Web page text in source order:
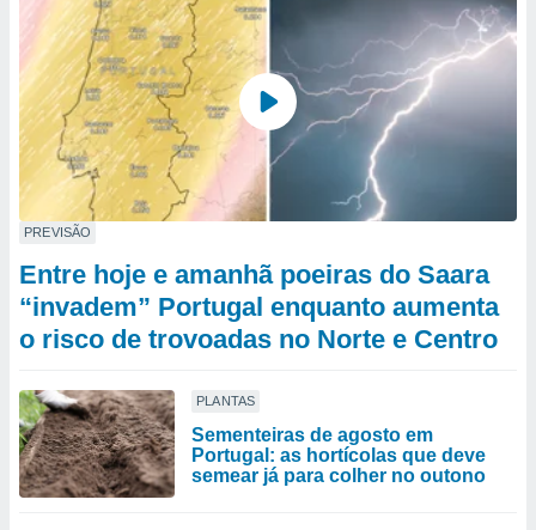
PREVISÃO
Entre hoje e amanhã poeiras do Saara
“invadem” Portugal enquanto aumenta
o risco de trovoadas no Norte e Centro
PLANTAS
Sementeiras de agosto em
Portugal: as hortícolas que deve
semear já para colher no outono